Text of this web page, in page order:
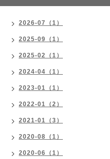
2026-07（1）
2025-09（1）
2025-02（1）
2024-04（1）
2023-01（1）
2022-01（2）
2021-01（3）
2020-08（1）
2020-06（1）